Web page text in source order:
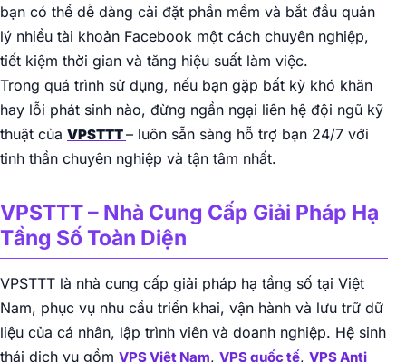
bạn có thể dễ dàng cài đặt phần mềm và bắt đầu quản
lý nhiều tài khoản Facebook một cách chuyên nghiệp,
tiết kiệm thời gian và tăng hiệu suất làm việc.
Trong quá trình sử dụng, nếu bạn gặp bất kỳ khó khăn
hay lỗi phát sinh nào, đừng ngần ngại liên hệ đội ngũ kỹ
thuật của VPSTTT– luôn sẵn sàng hỗ trợ bạn 24/7 với
tinh thần chuyên nghiệp và tận tâm nhất.
VPSTTT – Nhà Cung Cấp Giải Pháp Hạ
Tầng Số Toàn Diện
VPSTTT là nhà cung cấp giải pháp hạ tầng số tại Việt
Nam, phục vụ nhu cầu triển khai, vận hành và lưu trữ dữ
liệu của cá nhân, lập trình viên và doanh nghiệp. Hệ sinh
thái dịch vụ gồm VPS Việt Nam, VPS quốc tế, VPS Anti